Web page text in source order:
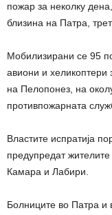
пожар за неколку
близина на Патра,
Мобилизирани се 95
авиони и хеликоптери
на Пелопонез, на
противпожарната
Властите испратија
предупредат жителите
Камара и Лабири.
Болниците во Патра и